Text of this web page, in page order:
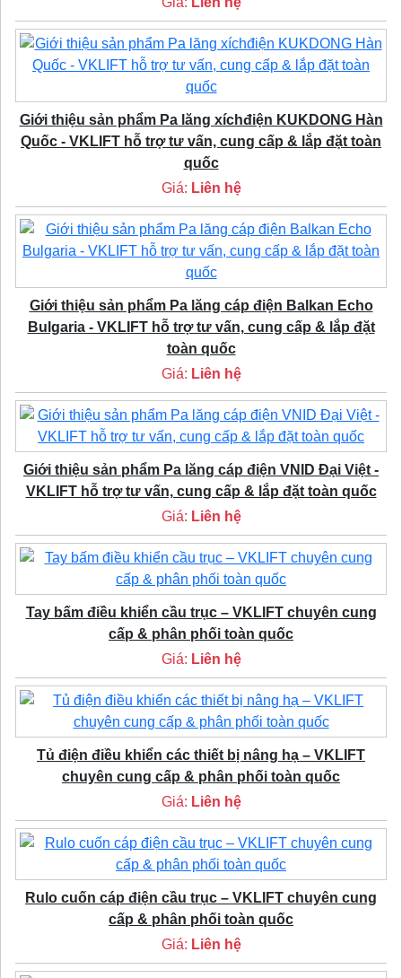
Giới thiệu sản phẩm Pa lăng xíchđiện KUKDONG Hàn
Quốc - VKLIFT hỗ trợ tư vấn, cung cấp & lắp đặt toàn
quốc
Giá: Liên hệ
Giới thiệu sản phẩm Pa lăng cáp điện Balkan Echo
Bulgaria - VKLIFT hỗ trợ tư vấn, cung cấp & lắp đặt
toàn quốc
Giá: Liên hệ
Giới thiệu sản phẩm Pa lăng cáp điện VNID Đại Việt -
VKLIFT hỗ trợ tư vấn, cung cấp & lắp đặt toàn quốc
Giá: Liên hệ
Tay bấm điều khiển cầu trục – VKLIFT chuyên cung
cấp & phân phối toàn quốc
Giá: Liên hệ
Tủ điện điều khiển các thiết bị nâng hạ – VKLIFT
chuyên cung cấp & phân phối toàn quốc
Giá: Liên hệ
Rulo cuốn cáp điện cầu trục – VKLIFT chuyên cung
cấp & phân phối toàn quốc
Giá: Liên hệ